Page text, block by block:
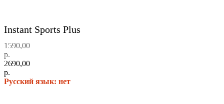
Instant Sports Plus
1590,00
р.
2690,00
р.
Русский язык: нет